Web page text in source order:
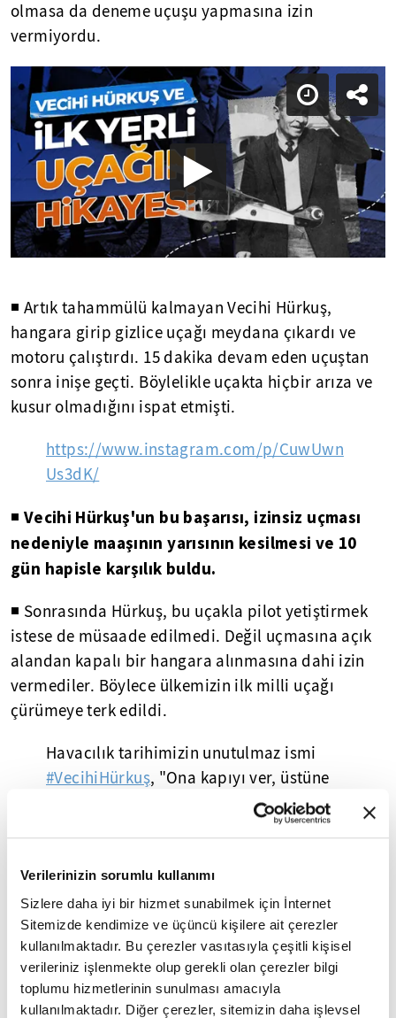
Verilerinizin sorumlu kullanımı
Sizlere daha iyi bir hizmet sunabilmek için İnternet
Sitemizde kendimize ve üçüncü kişilere ait çerezler
kullanılmaktadır. Bu çerezler vasıtasıyla çeşitli kişisel
verileriniz işlenmekte olup gerekli olan çerezler bilgi
toplumu hizmetlerinin sunulması amacıyla
kullanılmaktadır. Diğer çerezler, sitemizin daha işlevsel
olmasa da deneme uçuşu yapmasına izin
vermiyordu.
◾ Artık tahammülü kalmayan Vecihi Hürkuş,
hangara girip gizlice uçağı meydana çıkardı ve
motoru çalıştırdı. 15 dakika devam eden uçuştan
sonra inişe geçti. Böylelikle uçakta hiçbir arıza ve
kusur olmadığını ispat etmişti.
https://www.instagram.com/p/CuwUwn
Us3dK/
◾ Vecihi Hürkuş'un bu başarısı, izinsiz uçması
nedeniyle maaşının yarısının kesilmesi ve 10
gün hapisle karşılık buldu.
◾ Sonrasında Hürkuş, bu uçakla pilot yetiştirmek
istese de müsaade edilmedi. Değil uçmasına açık
alandan kapalı bir hangara alınmasına dahi izin
vermediler. Böylece ülkemizin ilk milli uçağı
çürümeye terk edildi.
Havacılık tarihimizin unutulmaz ismi
#VecihiHürkuş, "Ona kapıyı ver, üstüne
çıkar, onu da uçurur" cümlesiyle tarif
Peki, ilk yerli uçağın uçuş yapmasına
neden izin verilmedi?
pic.twitter.com/Hd9ql5EM1G
— Fikriyat (@fikriyatcom)July 16, 2023
*